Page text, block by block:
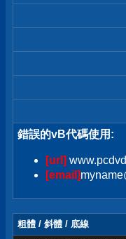
錯誤的vB代碼使用:
[url]
[email]
粗體 / 斜體 / 底線